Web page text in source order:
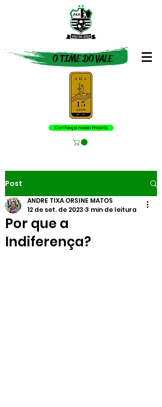
O TIME DO VALE
Conheça nosso Projeto
Post
Por que a
Indiferença?
ANDRE TIXA ORSINE MATOS
12 de set. de 2023 3 min de leitura